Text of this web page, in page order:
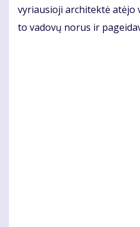
vy­riau­sio­ji ar­chi­tek­tė at­ėjo
to va­do­vų no­rus ir